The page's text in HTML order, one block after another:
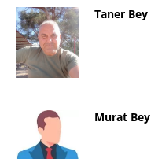
Taner
Murat